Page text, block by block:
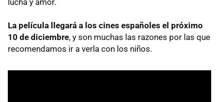
La película llegará a los cines españoles el próximo
10 de diciembre, y son muchas las razones por las que
recomendamos ir a verla con los niños.